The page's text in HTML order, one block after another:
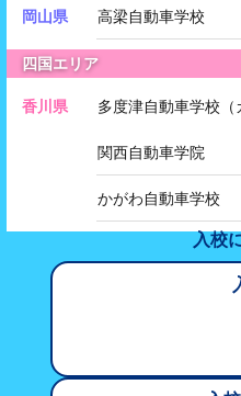
岡山県 高梁自動車学校
四国エリア
香川県 多度津自動車学校（
関西自動車学院
かがわ自動車学校
入校